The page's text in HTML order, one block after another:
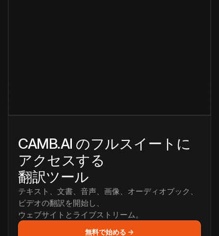
CAMB.AI のフルスイートに
アクセスする
翻訳ツール
テキスト、文書、音声、画像、オーディオブック、
ビデオの翻訳を開始し、
ウェブサイトとライブストリーム。
無料で始める →